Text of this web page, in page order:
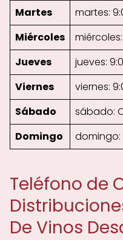
Martes
martes:
Miércoles
Jueves
jueves:
Viernes
viernes:
Sábado
sábado:
Domingo
domingo:
Teléfono de
De Vinos